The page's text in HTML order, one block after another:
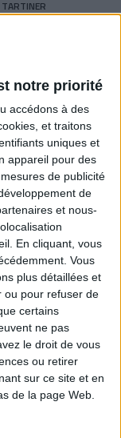
notre priorité
accédons à des
et traitons
uniques et
appareil pour des
de publicité
de
et nous-
En cliquant, vous
Vous
plus détaillées et
ou pour refuser de
certains
ne pas
le droit de vous
ou retirer
sur ce site et en
de la page Web.
TARTINER
ET GASTRONOMIE